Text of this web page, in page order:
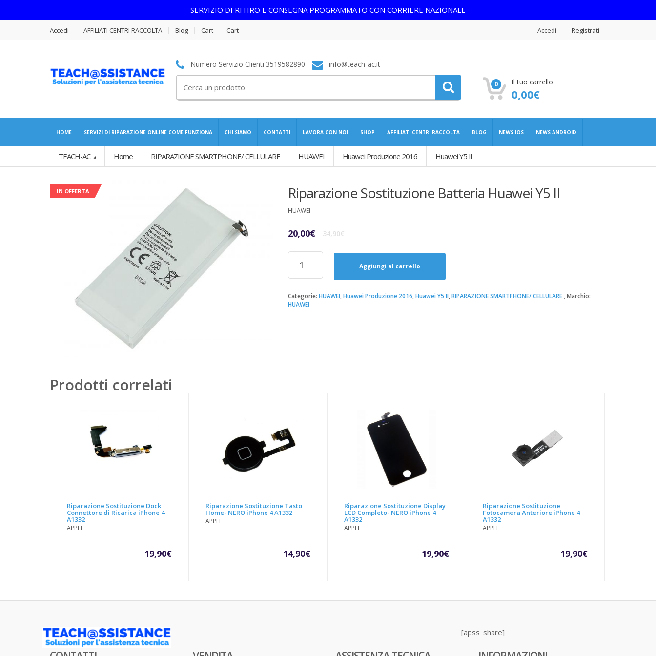
SERVIZIO DI RITIRO E CONSEGNA PROGRAMMATO CON CORRIERE NAZIONALE
Accedi AFFILIATI CENTRI RACCOLTA Blog Cart Cart Accedi Registrati
Numero Servizio Clienti 3519582890 info@teach-ac.it
per:
0 Il tuo carrello
0,00€
HOME SERVIZI DI RIPARAZIONE ONLINE COME FUNZIONA CHI SIAMO CONTATTI LAVORA CON NOI SHOP AFFILIATI CENTRI RACCOLTA BLOG NEWS IOS NEWS ANDROID
TEACH-AC Home RIPARAZIONE SMARTPHONE/ CELLULARE HUAWEI Huawei Produzione 2016 Huawei Y5 II
IN OFFERTA Riparazione Sostituzione Batteria Huawei Y5 II
HUAWEI
34,90€Il
originale
34,90€.
20,00€
Il
attuale
20,00€.
Riparazione
Sostituzione
Batteria
Y5
II
Aggiungi al carrello
Categorie: HUAWEI,Huawei Produzione 2016,Huawei Y5 II,RIPARAZIONE SMARTPHONE/ CELLULARE Marchio:
HUAWEI
Prodotti correlati
Riparazione Sostituzione Dock
Connettore di Ricarica iPhone 4
A1332
APPLE
19,90€
Riparazione Sostituzione Tasto
Home- NERO iPhone 4 A1332
APPLE
14,90€
Riparazione Sostituzione Display
LCD Completo- NERO iPhone 4
A1332
APPLE
19,90€
Riparazione Sostituzione
Fotocamera Anteriore iPhone 4
A1332
APPLE
19,90€
[apss_share]